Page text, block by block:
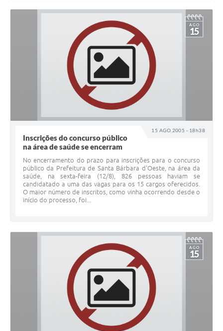
15 AGO 2005 - 18h38
AGO
15
Inscrições do concurso público
na área de saúde se encerram
No encerramento do prazo para inscrições para o concurso
público da Prefeitura de Santa Bárbara d'Oeste, na área da
saúde, na sexta-feira (12/8), 826 pessoas haviam se
candidatado a uma das vagas para os 15 cargos oferecidos.
O maior número de inscritos, como vinha ocorrendo desde o
início do processo, foi...
AGO
15